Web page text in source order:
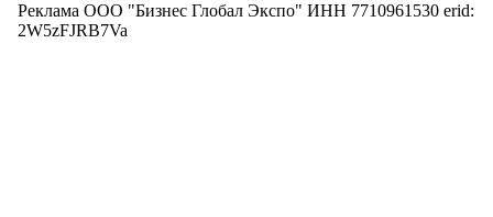
Реклама ООО "Бизнес Глобал Экспо" ИНН 7710961530 erid:
2W5zFJRB7Va